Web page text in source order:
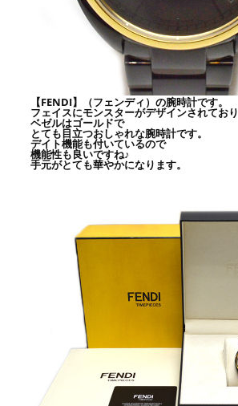
【FENDI】（フェンディ）の腕時計です。
フェイスにモンスターがデザインされており
ベゼルはゴールドで
とても目立つおしゃれな腕時計です。
デイト機能も付いているので
機能性も良いですね♪
手元がとても華やかになります。